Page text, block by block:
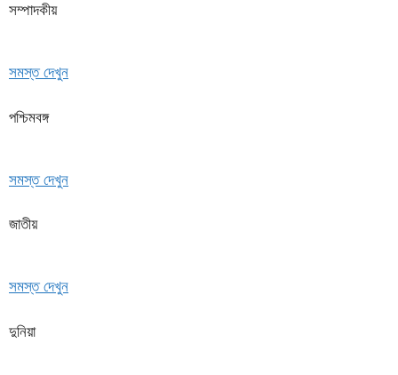
সম্পাদকীয়
সমস্ত দেখুন
পশ্চিমবঙ্গ
সমস্ত দেখুন
জাতীয়
সমস্ত দেখুন
দুনিয়া